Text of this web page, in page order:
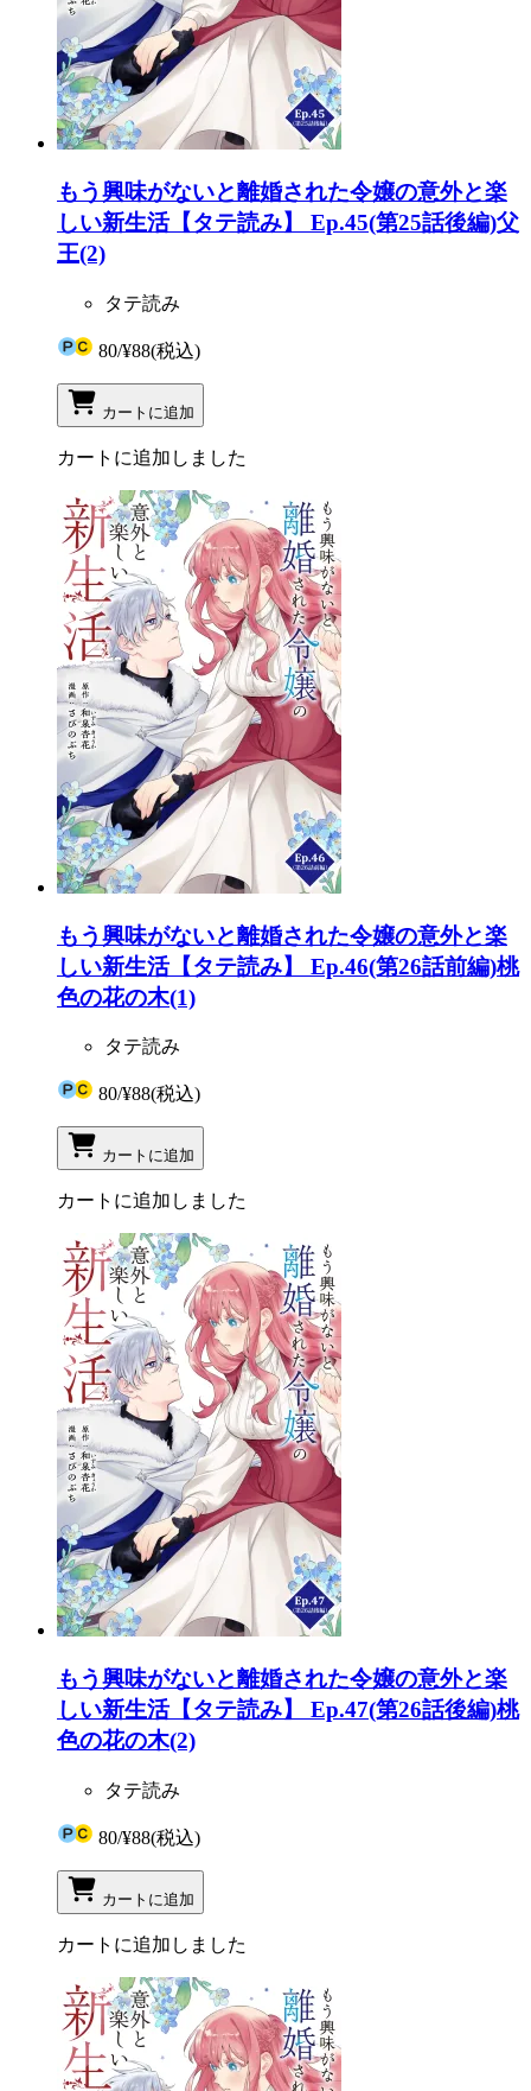
もう興味がないと離婚された令嬢の意外と楽
しい新生活【タテ読み】 Ep.45(第25話後編)父
王(2)
タテ読み
80/¥88(税込)
カートに追加
カートに追加しました
もう興味がないと離婚された令嬢の意外と楽
しい新生活【タテ読み】 Ep.46(第26話前編)桃
色の花の木(1)
タテ読み
80/¥88(税込)
カートに追加
カートに追加しました
もう興味がないと離婚された令嬢の意外と楽
しい新生活【タテ読み】 Ep.47(第26話後編)桃
色の花の木(2)
タテ読み
80/¥88(税込)
カートに追加
カートに追加しました